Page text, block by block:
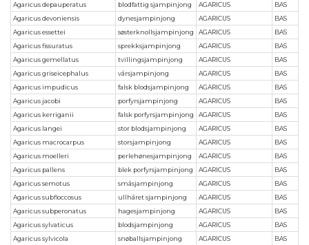
Agaricus depauperatus blodfattig sjampinjong AGARICUS
BAS
Agaricus devoniensis
dynesjampinjong AGARICUS
BAS
Agaricus essettei
søsterknollsjampinjong AGARICUS
BAS
Agaricus fissuratus
sprekksjampinjong AGARICUS
BAS
Agaricus gemellatus
tvillingsjampinjong AGARICUS
BAS
Agaricus griseicephalus
vårsjampinjong AGARICUS
BAS
Agaricus impudicus
falsk blodsjampinjong AGARICUS
BAS
Agaricus jacobi
porfyrsjampinjong AGARICUS
BAS
Agaricus kerriganii
falsk porfyrsjampinjong AGARICUS
BAS
Agaricus langei
stor blodsjampinjong AGARICUS
BAS
Agaricus macrocarpus
storsjampinjong AGARICUS
BAS
Agaricus moelleri
perlehønesjampinjong AGARICUS
BAS
Agaricus pallens
blek porfyrsjampinjong AGARICUS
BAS
Agaricus semotus
småsjampinjong AGARICUS
BAS
Agaricus subfloccosus
ullhåret sjampinjong AGARICUS
BAS
Agaricus subperonatus
hagesjampinjong AGARICUS
BAS
Agaricus sylvaticus
blodsjampinjong AGARICUS
BAS
Agaricus sylvicola
snøballsjampinjong AGARICUS
BAS